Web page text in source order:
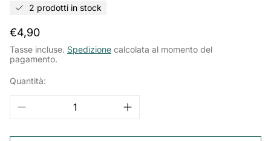
2 prodotti in stock
Prezzo
normale
€4,90
Tasse incluse. Spedizione calcolata al momento del
pagamento.
Quantità: